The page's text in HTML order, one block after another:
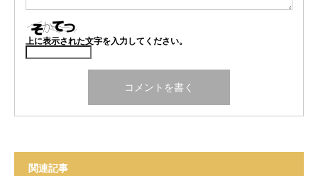
上に表示された文字を入力してください。
関連記事